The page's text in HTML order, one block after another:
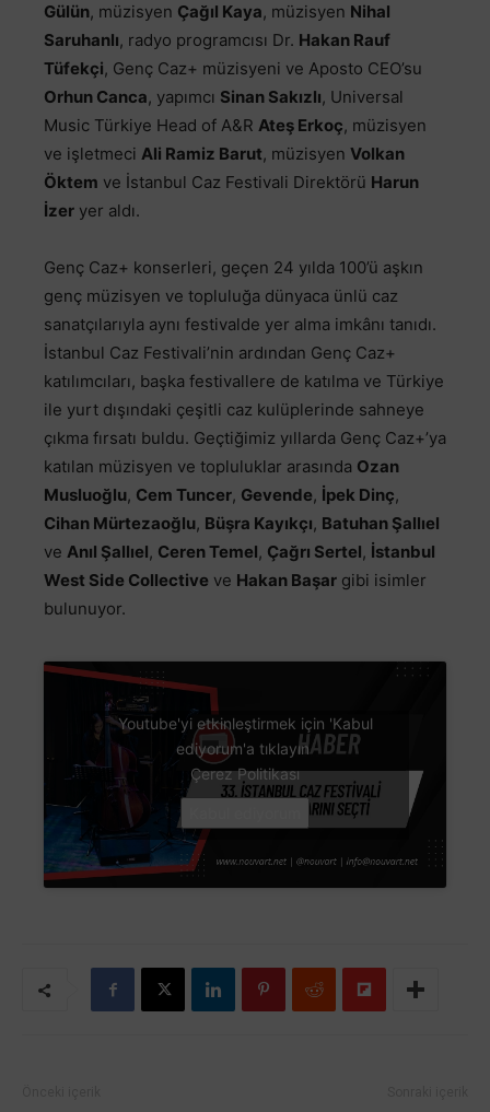
Gülün, müzisyen Çağıl Kaya, müzisyen Nihal
Saruhanlı, radyo programcısı Dr. Hakan Rauf
Tüfekçi, Genç Caz+ müzisyeni ve Aposto CEO’su
Orhun Canca, yapımcı Sinan Sakızlı, Universal
Music Türkiye Head of A&R Ateş Erkoç, müzisyen
ve işletmeci Ali Ramiz Barut, müzisyen Volkan
Öktem ve İstanbul Caz Festivali Direktörü Harun
İzer yer aldı.
Genç Caz+ konserleri, geçen 24 yılda 100’ü aşkın
genç müzisyen ve topluluğa dünyaca ünlü caz
sanatçılarıyla aynı festivalde yer alma imkânı tanıdı.
İstanbul Caz Festivali’nin ardından Genç Caz+
katılımcıları, başka festivallere de katılma ve Türkiye
ile yurt dışındaki çeşitli caz kulüplerinde sahneye
çıkma fırsatı buldu. Geçtiğimiz yıllarda Genç Caz+’ya
katılan müzisyen ve topluluklar arasında Ozan
Musluoğlu, Cem Tuncer, Gevende, İpek Dinç,
Cihan Mürtezaoğlu, Büşra Kayıkçı, Batuhan Şallıel
ve Anıl Şallıel, Ceren Temel, Çağrı Sertel, İstanbul
West Side Collective ve Hakan Başar gibi isimler
bulunuyor.
Youtube'yi etkinleştirmek için 'Kabul
ediyorum'a tıklayın
Çerez Politikası